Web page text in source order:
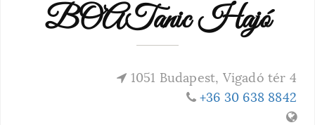
BOATanic Hajó
1051 Budapest, Vigadó tér 4
+36 30 638 8842